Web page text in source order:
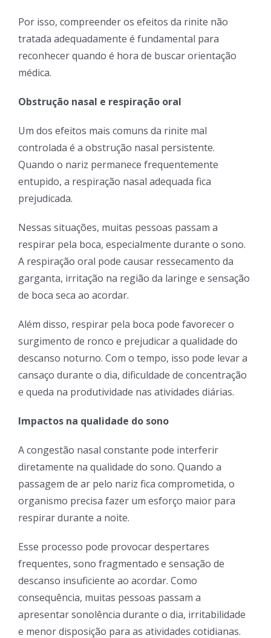
Por isso, compreender os efeitos da rinite não
tratada adequadamente é fundamental para
reconhecer quando é hora de buscar orientação
médica.
Obstrução nasal e respiração oral
Um dos efeitos mais comuns da rinite mal
controlada é a obstrução nasal persistente.
Quando o nariz permanece frequentemente
entupido, a respiração nasal adequada fica
prejudicada.
Nessas situações, muitas pessoas passam a
respirar pela boca, especialmente durante o sono.
A respiração oral pode causar ressecamento da
garganta, irritação na região da laringe e sensação
de boca seca ao acordar.
Além disso, respirar pela boca pode favorecer o
surgimento de ronco e prejudicar a qualidade do
descanso noturno. Com o tempo, isso pode levar a
cansaço durante o dia, dificuldade de concentração
e queda na produtividade nas atividades diárias.
Impactos na qualidade do sono
A congestão nasal constante pode interferir
diretamente na qualidade do sono. Quando a
passagem de ar pelo nariz fica comprometida, o
organismo precisa fazer um esforço maior para
respirar durante a noite.
Esse processo pode provocar despertares
frequentes, sono fragmentado e sensação de
descanso insuficiente ao acordar. Como
consequência, muitas pessoas passam a
apresentar sonolência durante o dia, irritabilidade
e menor disposição para as atividades cotidianas.